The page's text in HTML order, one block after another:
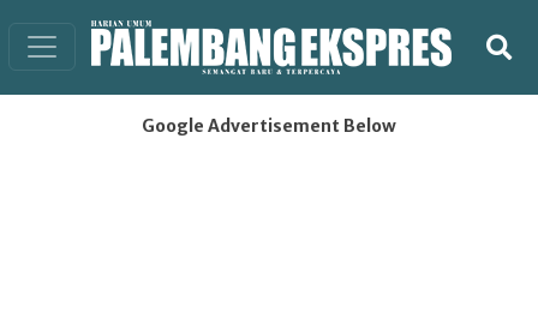
Google Advertisement Below